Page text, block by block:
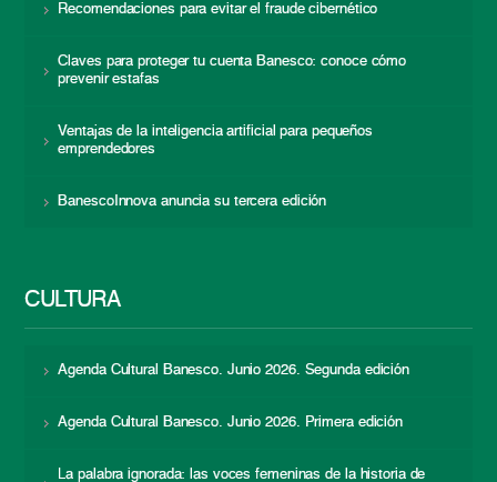
Recomendaciones para evitar el fraude cibernético
Claves para proteger tu cuenta Banesco: conoce cómo
prevenir estafas
Ventajas de la inteligencia artificial para pequeños
emprendedores
BanescoInnova anuncia su tercera edición
CULTURA
Agenda Cultural Banesco. Junio 2026. Segunda edición
Agenda Cultural Banesco. Junio 2026. Primera edición
La palabra ignorada: las voces femeninas de la historia de